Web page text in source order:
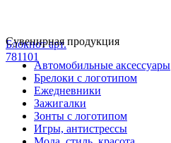
Блокнот арт.
781101
Сувенирная продукция
Автомобильные аксессуары
Брелоки с логотипом
Ежедневники
Зажигалки
Зонты с логотипом
Игры, антистрессы